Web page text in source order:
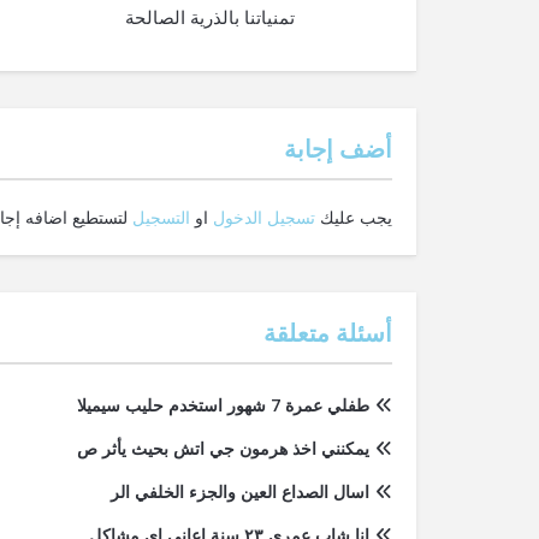
تمنياتنا بالذرية الصالحة
‫أضف إجابة
يجب عليك تسجيل الدخول او التسجيل لتستطيع اضافه
أسئلة متعلقة
طفلي عمرة 7 شهور استخدم حليب سيميلا
يمكنني اخذ هرمون جي اتش بحيث يأثر ص
اسال الصداع العين والجزء الخلفي الر